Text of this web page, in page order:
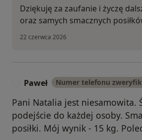
Dziękuję za zaufanie i życzę
oraz samych smacznych
22 czerwca 2026
Paweł Numer telefonu
Pani Natalia jest niesamowita.
podejście do każdej osoby.
posiłki. Mój wynik - 15 kg.